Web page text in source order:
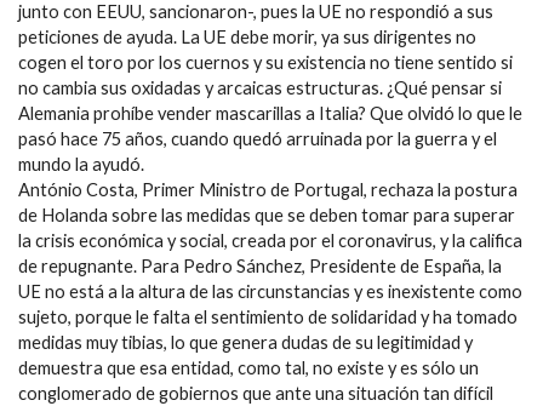
junto con EEUU, sancionaron-, pues la UE no respondió a sus
peticiones de ayuda. La UE debe morir, ya sus dirigentes no
cogen el toro por los cuernos y su existencia no tiene sentido si
no cambia sus oxidadas y arcaicas estructuras. ¿Qué pensar si
Alemania prohíbe vender mascarillas a Italia? Que olvidó lo que le
pasó hace 75 años, cuando quedó arruinada por la guerra y el
mundo la ayudó.
António Costa, Primer Ministro de Portugal, rechaza la postura
de Holanda sobre las medidas que se deben tomar para superar
la crisis económica y social, creada por el coronavirus, y la califica
de repugnante. Para Pedro Sánchez, Presidente de España, la
UE no está a la altura de las circunstancias y es inexistente como
sujeto, porque le falta el sentimiento de solidaridad y ha tomado
medidas muy tibias, lo que genera dudas de su legitimidad y
demuestra que esa entidad, como tal, no existe y es sólo un
conglomerado de gobiernos que ante una situación tan difícil